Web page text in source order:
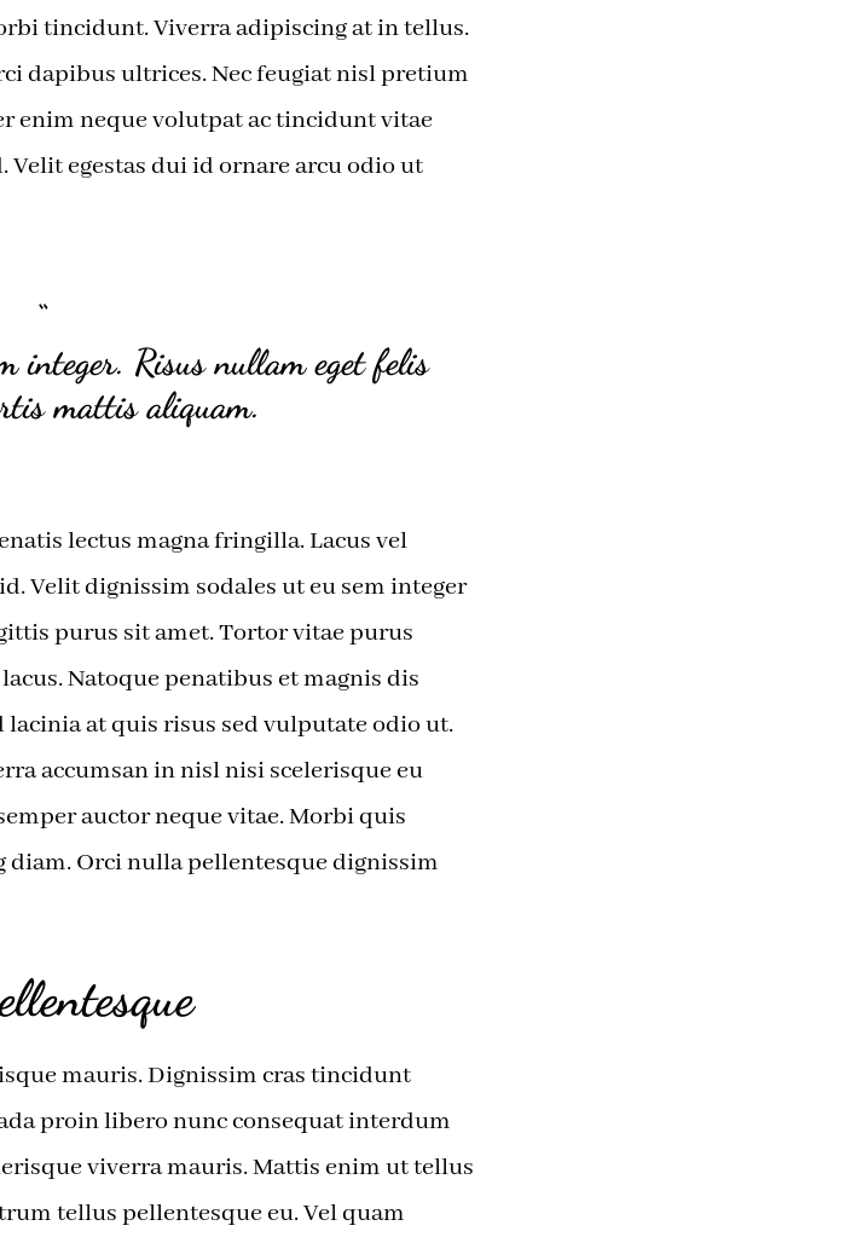
tincidunt. Viverra adipiscing at in tellus.
dapibus ultrices. Nec feugiat nisl pretium
enim neque volutpat ac tincidunt vitae
egestas dui id ornare arcu odio ut
“
integer. Risus nullam eget felis
mattis aliquam.
lectus magna fringilla. Lacus vel
Velit dignissim sodales ut eu sem integer
purus sit amet. Tortor vitae purus
Natoque penatibus et magnis dis
at quis risus sed vulputate odio ut.
accumsan in nisl nisi scelerisque eu
auctor neque vitae. Morbi quis
diam. Orci nulla pellentesque dignissim
mauris. Dignissim cras tincidunt
proin libero nunc consequat interdum
viverra mauris. Mattis enim ut tellus
tellus pellentesque eu. Vel quam